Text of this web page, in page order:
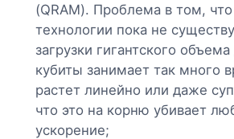
(QRAM). Проблема в том,
технологии пока не
загрузки гигантского
кубиты занимает так много
растет линейно или даже
что это на корню убивает
ускорение;